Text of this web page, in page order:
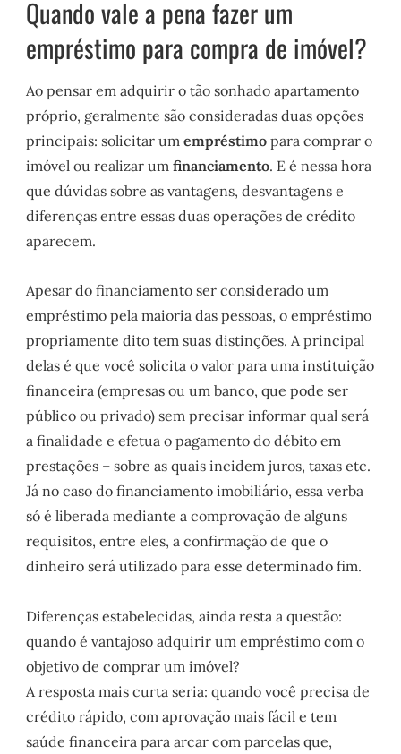
Quando vale a pena fazer um
empréstimo para compra de imóvel?
Ao pensar em adquirir o tão sonhado apartamento
próprio, geralmente são consideradas duas opções
principais: solicitar umempréstimo para comprar o
imóvel ou realizar umfinanciamento. E é nessa hora
que dúvidas sobre as vantagens, desvantagens e
diferenças entre essas duas operações de crédito
aparecem.
Apesar do financiamento ser considerado um
empréstimo pela maioria das pessoas, o empréstimo
propriamente dito tem suas distinções. A principal
delas é que você solicita o valor para uma instituição
financeira (empresas ou um banco, que pode ser
público ou privado) sem precisar informar qual será
a finalidade e efetua o pagamento do débito em
prestações – sobre as quais incidem juros, taxas etc.
Já no caso do financiamento imobiliário, essa verba
só é liberada mediante a comprovação de alguns
requisitos, entre eles, a confirmação de que o
dinheiro será utilizado para esse determinado fim.
Diferenças estabelecidas, ainda resta a questão:
quando é vantajoso adquirir um empréstimo com o
objetivo de comprar um imóvel?
A resposta mais curta seria: quando você precisa de
crédito rápido, com aprovação mais fácil e tem
saúde financeira para arcar com parcelas que,